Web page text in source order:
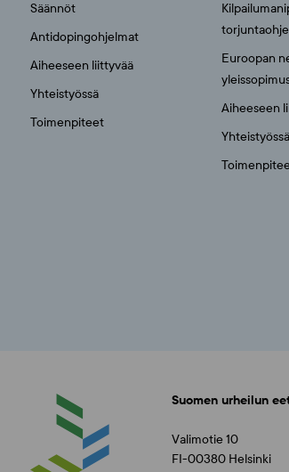
Säännöt
Antidopingohjelmat
Aiheeseen liittyvää
Yhteistyössä
Toimenpiteet
Euroopan
Aiheeseen
Yhteistyössä
Suomen urheilun
Valimotie 10
FI-00380 Helsinki